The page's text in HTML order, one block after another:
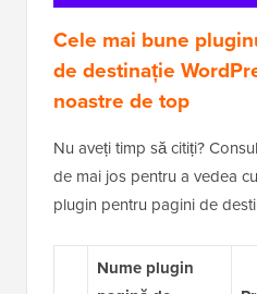
Cele mai bune
de destinație
noastre de top
Nu aveți timp să citiți?
de mai jos pentru a vedea
plugin pentru pagini de
Nume plugin